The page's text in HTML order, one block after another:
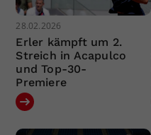
28.02.2026
Erler kämpft um 2.
Streich in Acapulco
und Top-30-
Premiere